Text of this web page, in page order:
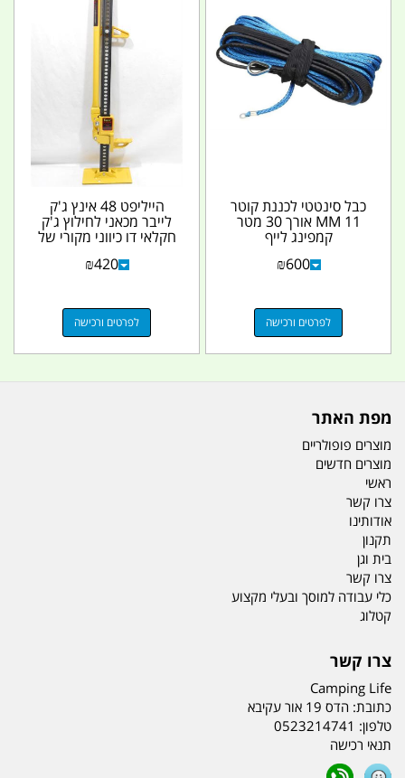
כבל סינטטי לכננת קוטר
11 MM אורך 30 מטר
קמפינג לייף
₪600
לפרטים ורכישה
הייליפט 48 אינץ ג'ק
לייבר מכאני לחילוץ ג'ק
חקלאי דו כיווני מקורי של
₪420
לפרטים ורכישה
מפת האתר
מוצרים פופולריים
מוצרים חדשים
ראשי
צרו קשר
אודותינו
תקנון
בית וגן
צרו קשר
כלי עבודה למוסך ובעלי מקצוע
קטלוג
צרו קשר
Camping Life
כתובת: הדס 19 אור עקיבא
טלפון: 0523214741
תנאי רכישה